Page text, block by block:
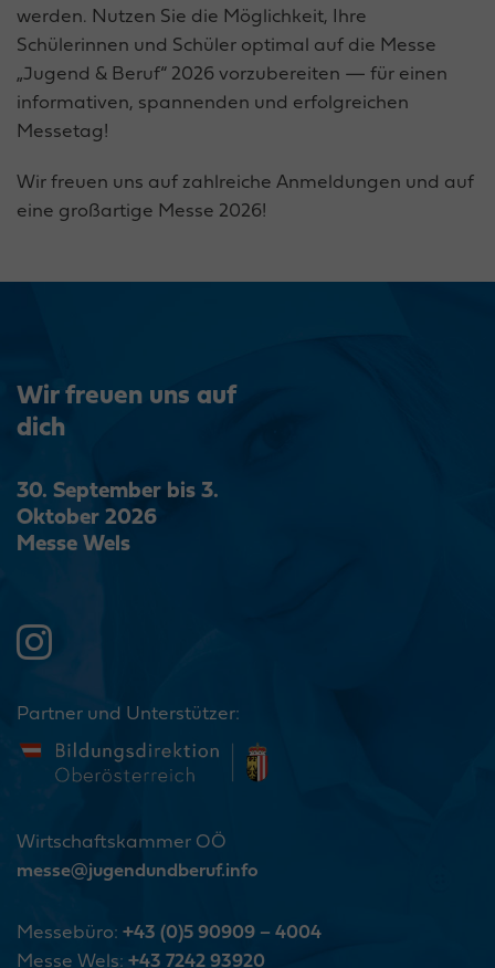
werden. Nutzen Sie die Möglichkeit, Ihre
Schülerinnen und Schüler optimal auf die Messe
„Jugend & Beruf“ 2026 vorzubereiten — für einen
informativen, spannenden und erfolgreichen
Messetag!
Wir freuen uns auf zahlreiche Anmeldungen und auf
eine großartige Messe 2026!
Wir freuen uns auf
dich
30. September bis 3.
Oktober 2026
Messe Wels
Partner und Unterstützer:
Wirtschaftskammer OÖ
messe@jugendundberuf.info
Messebüro: +43 (0)5 90909 – 4004
Messe Wels: +43 7242 93920